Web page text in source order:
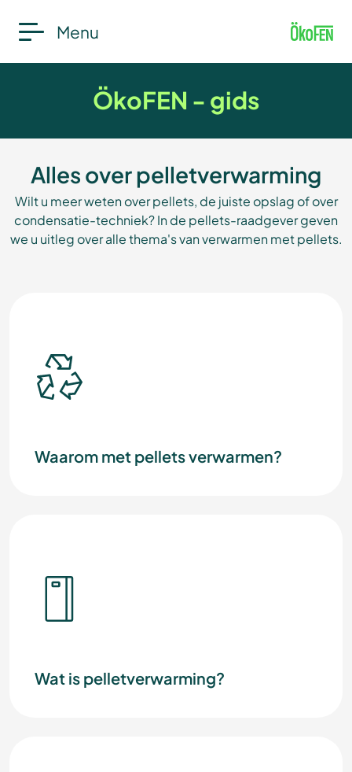
Menu
ÖkoFEN - gids
Alles over pelletverwarming
Wilt u meer weten over pellets, de juiste opslag of over
condensatie-techniek? In de pellets-raadgever geven
we u uitleg over alle thema's van verwarmen met pellets.
Waarom met pellets verwarmen?
Wat is pelletverwarming?